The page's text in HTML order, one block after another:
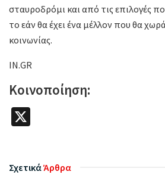
σταυροδρόμι και από τις επιλογές
το εάν θα έχει ένα μέλλον που θα
κοινωνίας.
IN.GR
Κοινοποίηση:
ΣχετικάΆρθρα